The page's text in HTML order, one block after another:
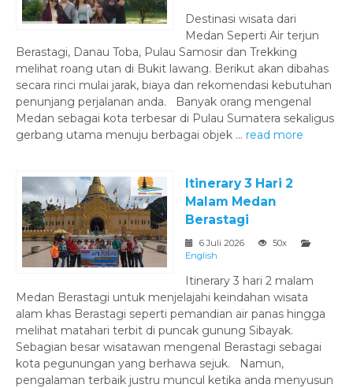
Destinasi wisata dari
Medan Seperti Air terjun
Berastagi, Danau Toba, Pulau Samosir dan Trekking
melihat roang utan di Bukit lawang. Berikut akan dibahas
secara rinci mulai jarak, biaya dan rekomendasi kebutuhan
penunjang perjalanan anda. Banyak orang mengenal
Medan sebagai kota terbesar di Pulau Sumatera sekaligus
gerbang utama menuju berbagai objek ... read more
Itinerary 3 Hari 2
Malam Medan
Berastagi
6 Juli 2026
50x
English
Itinerary 3 hari 2 malam
Medan Berastagi untuk menjelajahi keindahan wisata
alam khas Berastagi seperti pemandian air panas hingga
melihat matahari terbit di puncak gunung Sibayak.
Sebagian besar wisatawan mengenal Berastagi sebagai
kota pegunungan yang berhawa sejuk. Namun,
pengalaman terbaik justru muncul ketika anda menyusun